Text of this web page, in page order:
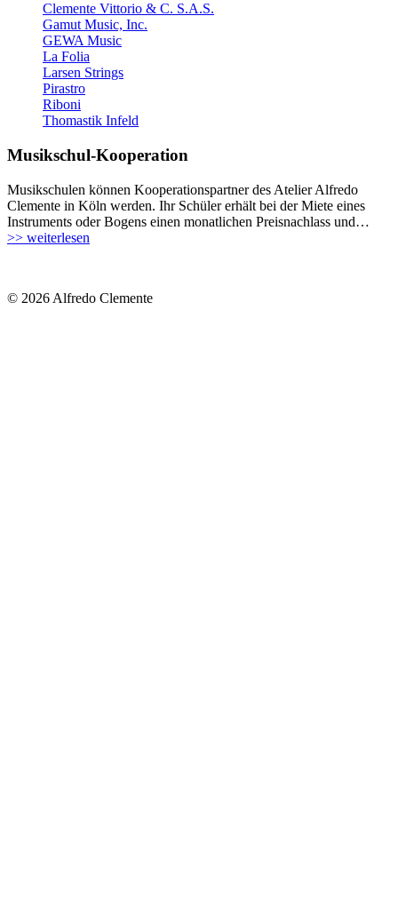
Clemente Vittorio & C. S.A.S.
Gamut Music, Inc.
GEWA Music
La Folia
Larsen Strings
Pirastro
Riboni
Thomastik Infeld
Musikschul-Kooperation
Musikschulen können Kooperationspartner des Atelier Alfredo
Clemente in Köln werden. Ihr Schüler erhält bei der Miete eines
Instruments oder Bogens einen monatlichen Preisnachlass und…
>> weiterlesen
© 2026 Alfredo Clemente